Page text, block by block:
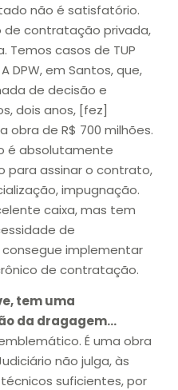
não é satisfatório.
contratação privada,
Temos casos de TUP
DPW, em Santos, que,
de decisão e
dois anos, [fez]
obra de R$ 700 milhões.
é absolutamente
para assinar o contrato,
impugnação.
caixa, mas tem
de
implementar
de contratação.
tem uma
da dragagem…
É uma obra
não julga, às
suficientes, por